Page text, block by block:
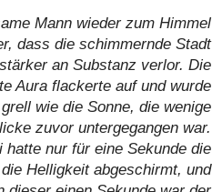
Mann wieder zum Himmel
dass die schimmernde Stadt
an Substanz verlor. Die
Aura flackerte auf und wurde
wie die Sonne, die wenige
zuvor untergegangen war.
hatte nur für eine Sekunde die
Helligkeit abgeschirmt, und